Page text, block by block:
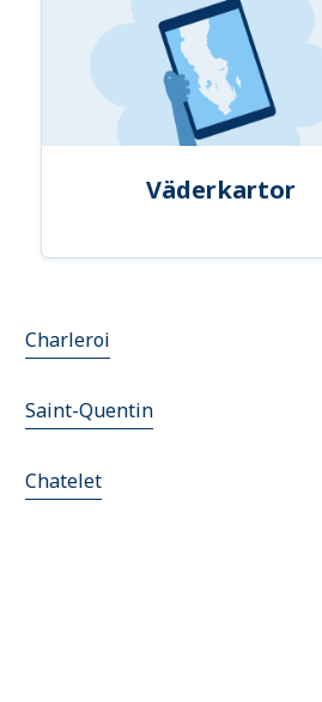
Väderkartor
Charleroi
Saint-Quentin
Chatelet